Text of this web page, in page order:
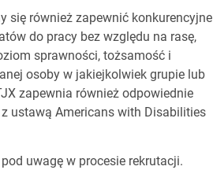
się również zapewnić konkurencyjne
do pracy bez względu na rasę,
sprawności, tożsamość i
osoby w jakiejkolwiek grupie lub
zapewnia również odpowiednie
ustawą Americans with Disabilities
uwagę w procesie rekrutacji.